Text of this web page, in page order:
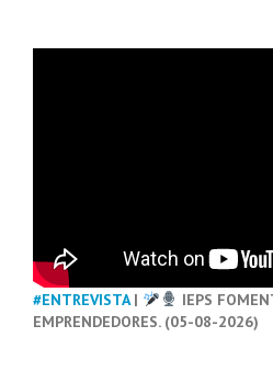
#ENTREVISTA|
IEPS
EMPRENDEDORES. (05-08-2026)